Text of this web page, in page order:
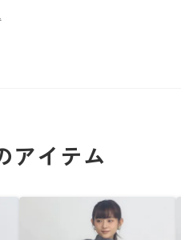
アイテム